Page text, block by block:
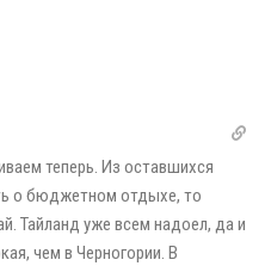
теперь. Из оставшихся
о бюджетном отдыхе, то
Тайланд уже всем надоел, да и
чем в Черногории. В